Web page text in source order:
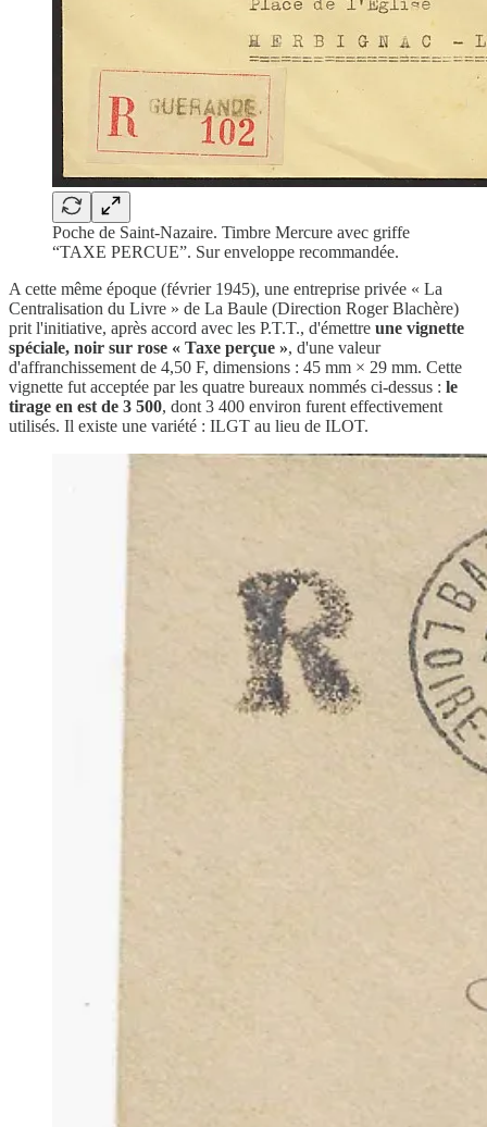
Poche de Saint-Nazaire. Timbre Mercure avec griffe
“TAXE PERCUE”. Sur enveloppe recommandée.
A cette même époque (février 1945), une entreprise privée « La
Centralisation du Livre » de La Baule (Direction Roger Blachère)
prit l'initiative, après accord avec les P.T.T., d'émettre une vignette
spéciale, noir sur rose « Taxe perçue », d'une valeur
d'affranchissement de 4,50 F, dimensions : 45 mm × 29 mm. Cette
vignette fut acceptée par les quatre bureaux nommés ci-dessus : le
tirage en est de 3 500, dont 3 400 environ furent effectivement
utilisés. Il existe une variété : ILGT au lieu de ILOT.